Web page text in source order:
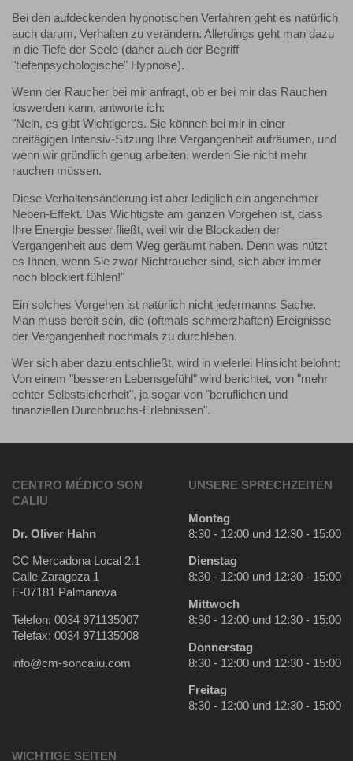
Bei den aufdeckenden hypnotischen Verfahren geht es natürlich
auch darum, Verhalten zu verändern. Allerdings geht man dazu
in die Tiefe der Seele (daher auch der Begriff
"tiefenpsychologische" Hypnose).
Wenn der Raucher bei mir anfragt, ob er bei mir das Rauchen
loswerden kann, antworte ich:
"Nein, es gibt Wichtigeres. Sie können bei mir in einer
dreitägigen Intensiv-Sitzung Ihre Vergangenheit aufräumen, und
wenn wir gründlich genug arbeiten, werden Sie nicht mehr
rauchen müssen.
Diese Verhaltensänderung ist aber lediglich ein angenehmer
Neben-Effekt. Das Wichtigste am ganzen Vorgehen ist, dass
Ihre Energie besser fließt, weil wir die Blockaden der
Vergangenheit aus dem Weg geräumt haben. Denn was nützt
es Ihnen, wenn Sie zwar Nichtraucher sind, sich aber immer
noch blockiert fühlen!"
Ein solches Vorgehen ist natürlich nicht jedermanns Sache.
Man muss bereit sein, die (oftmals schmerzhaften) Ereignisse
der Vergangenheit nochmals zu durchleben.
Wer sich aber dazu entschließt, wird in vielerlei Hinsicht belohnt:
Von einem "besseren Lebensgefühl" wird berichtet, von "mehr
echter Selbstsicherheit", ja sogar von "beruflichen und
finanziellen Durchbruchs-Erlebnissen".
CENTRO MÉDICO SON
CALIU
Dr. Oliver Hahn
CC Mercadona Local 2.1
Calle Zaragoza 1
E-07181 Palmanova
Telefon: 0034 971135007
Telefax: 0034 971135008
info@cm-soncaliu.com
UNSERE SPRECHZEITEN
Montag
8:30 - 12:00 und 12:30 - 15:00
Dienstag
8:30 - 12:00 und 12:30 - 15:00
Mittwoch
8:30 - 12:00 und 12:30 - 15:00
Donnerstag
8:30 - 12:00 und 12:30 - 15:00
Freitag
8:30 - 12:00 und 12:30 - 15:00
WICHTIGE SEITEN